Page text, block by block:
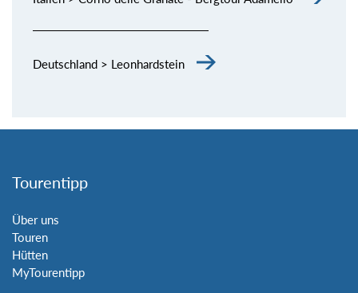
Deutschland > Leonhardstein
Tourentipp
Über uns
Touren
Hütten
MyTourentipp